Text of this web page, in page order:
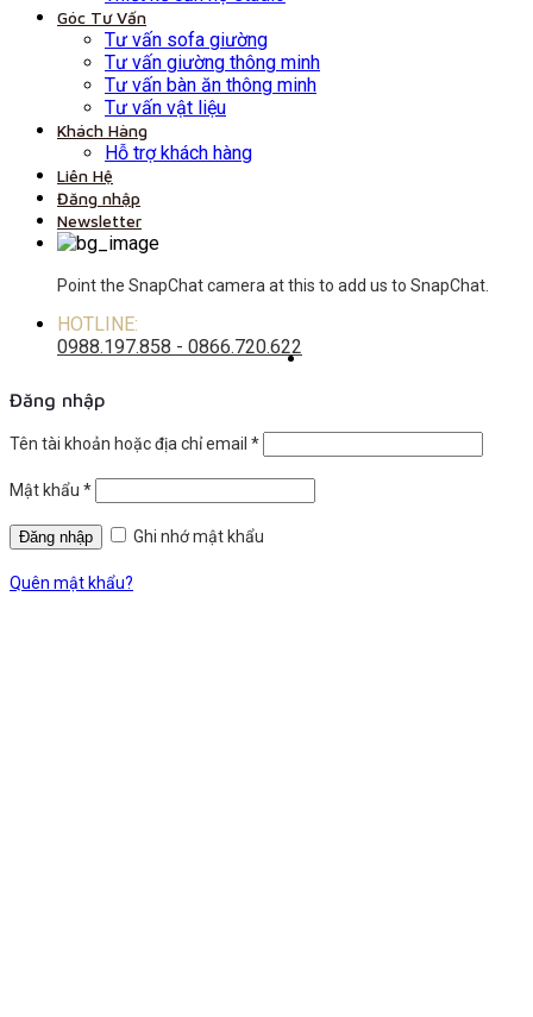
Góc Tư Vấn
Tư vấn sofa giường
Tư vấn giường thông minh
Tư vấn bàn ăn thông minh
Tư vấn vật liệu
Khách Hàng
Hỗ trợ khách hàng
Liên Hệ
Đăng nhập
Newsletter
Point the SnapChat camera at this to add us to SnapChat.
HOTLINE:
0988.197.858 - 0866.720.622
Đăng nhập
Tên tài khoản hoặc địa chỉ email *
Mật khẩu *
Ghi nhớ mật khẩu
Quên mật khẩu?